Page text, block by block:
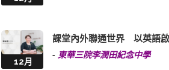
12月
課堂內外聯通世界 以英語
- 東華三院李潤田紀念中學